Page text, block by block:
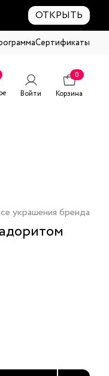
ОТКРЫТЬ
Сертификаты
Войти
0
Корзина
украшения бренда